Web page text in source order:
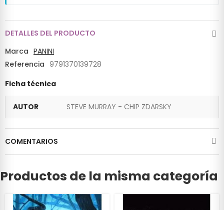
DETALLES DEL PRODUCTO
Marca PANINI
Referencia 9791370139728
Ficha técnica
AUTOR STEVE MURRAY - CHIP ZDARSKY
COMENTARIOS
Productos de la misma categoría